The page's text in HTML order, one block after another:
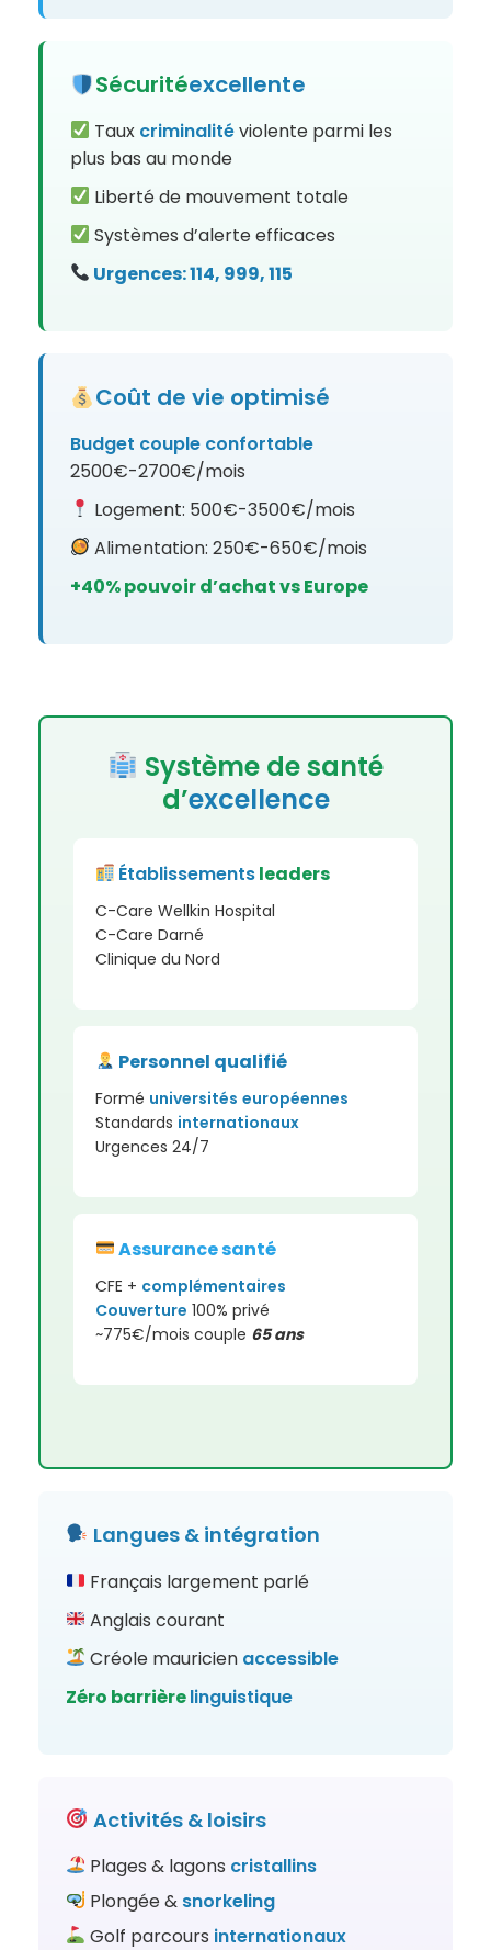
Sécuritéexcellente
Taux criminalitéviolente parmi les
plus bas au monde
Liberté de mouvement totale
Systèmes d’alerte efficaces
Urgences: 114, 999, 115
Coût de vie optimisé
Budget couple confortable
2500€-2700€/mois
Logement: 500€-3500€/mois
Alimentation: 250€-650€/mois
+40% pouvoir d’achat vs Europe
Système de santé
d’excellence
Établissementsleaders
C-Care Wellkin Hospital
C-Care Darné
Clinique du Nord
Personnel qualifié
Formé universités européennes
Standards internationaux
Urgences 24/7
Assurance santé
CFE + complémentaires
Couverture 100% privé
~775€/mois couple 65 ans
Langues & intégration
Français largement parlé
Anglais courant
Créole mauricien accessible
Zéro barrièrelinguistique
Activités & loisirs
Plages & lagons cristallins
Plongée & snorkeling
Golf parcours internationaux